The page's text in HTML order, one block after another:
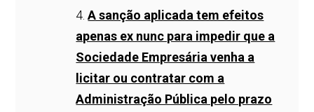
4. A sanção aplicada tem efeitos
apenas ex nunc para impedir que a
Sociedade Empresária venha a
licitar ou contratar com a
Administração Pública pelo prazo